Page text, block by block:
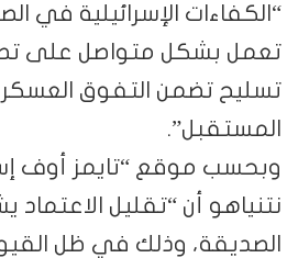
“الكفاءات الإسرائيلية في
تعمل بشكل متواصل على
تسليح تضمن التفوق
المستقبل”.
وبحسب موقع “تايمز أوف
نتنياهو أن “تقليل
الصديقة، وذلك في ظل